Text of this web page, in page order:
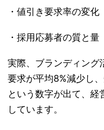
・値引き要求率の変化
・採用応募者の質と量
実際、ブランディング
要求が平均8%減少し
という数字が出て、経
しています。